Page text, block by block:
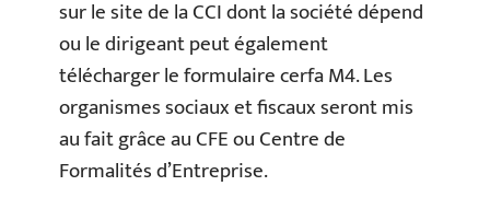
sur le site de la CCI dont la société dépend
ou le dirigeant peut également
télécharger le formulaire cerfa M4. Les
organismes sociaux et fiscaux seront mis
au fait grâce au CFE ou Centre de
Formalités d’Entreprise.